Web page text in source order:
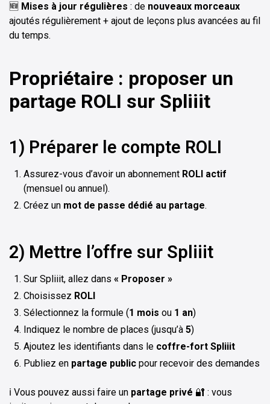
🆕 Mises à jour régulières : de nouveaux morceaux
ajoutés régulièrement + ajout de leçons plus avancées au fil
du temps.
Propriétaire : proposer un
partage ROLI sur Spliiit
1) Préparer le compte ROLI
Assurez-vous d’avoir un abonnement ROLI actif
(mensuel ou annuel).
Créez un mot de passe dédié au partage.
2) Mettre l’offre sur Spliiit
Sur Spliiit, allez dans « Proposer »
Choisissez ROLI
Sélectionnez la formule (1 mois ou 1 an)
Indiquez le nombre de places (jusqu’à 5)
Ajoutez les identifiants dans le coffre-fort Spliiit
Publiez en partage public pour recevoir des demandes
ℹ️ Vous pouvez aussi faire un partage privé 🔐 : vous